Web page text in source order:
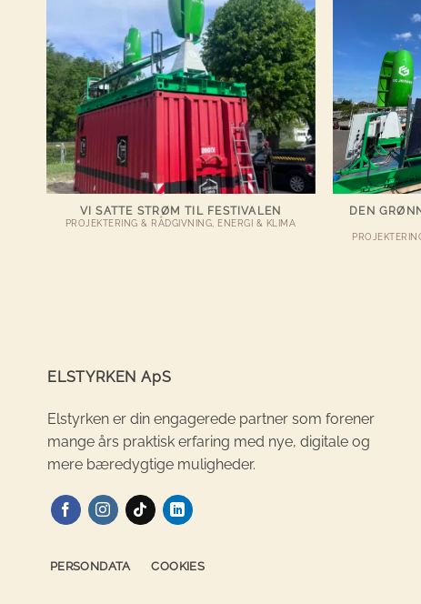
VI SATTE STRØM TIL FESTIVALEN
PROJEKTERING & RÅDGIVNING, ENERGI & KLIMA
DEN
ELSTYRKEN ApS
Elstyrken er din engagerede partner som forener
mange års praktisk erfaring med nye, digitale og
mere bæredygtige muligheder.
PERSONDATA COOKIES